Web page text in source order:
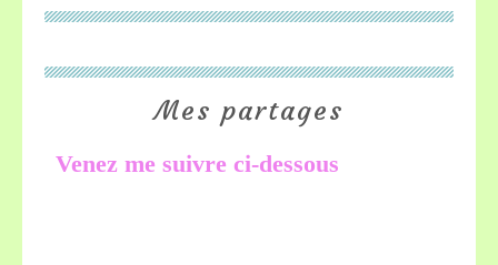
Mes partages
Venez me suivre ci-dessous